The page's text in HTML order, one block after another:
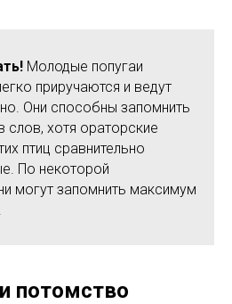
Молодые попугаи
приручаются и ведут
Они способны запомнить
слов, хотя ораторские
птиц сравнительно
По некоторой
могут запомнить максимум
потомство